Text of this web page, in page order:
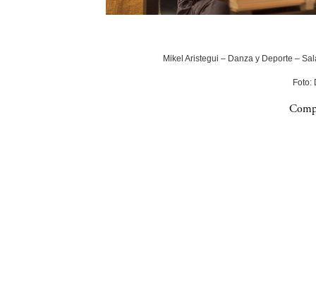
Mikel Aristegui – Danza y Deporte –
Foto: